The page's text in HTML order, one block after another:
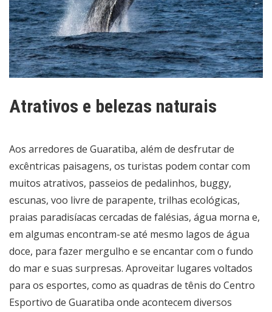
Atrativos e belezas naturais
Aos arredores de Guaratiba, além de desfrutar de
excêntricas paisagens, os turistas podem contar com
muitos atrativos, passeios de pedalinhos, buggy,
escunas, voo livre de parapente, trilhas ecológicas,
praias paradisíacas cercadas de falésias, água morna e,
em algumas encontram-se até mesmo lagos de água
doce, para fazer mergulho e se encantar com o fundo
do mar e suas surpresas. Aproveitar lugares voltados
para os esportes, como as quadras de tênis do Centro
Esportivo de Guaratiba onde acontecem diversos